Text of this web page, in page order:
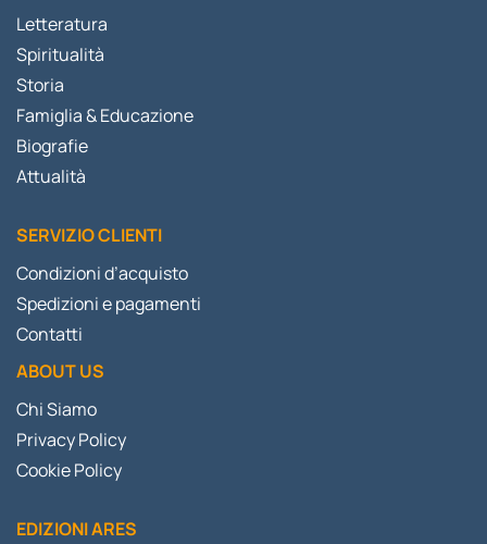
Letteratura
Spiritualità
Storia
Famiglia & Educazione
Biografie
Attualità
SERVIZIO CLIENTI
Condizioni d’acquisto
Spedizioni e pagamenti
Contatti
ABOUT US
Chi Siamo
Privacy Policy
Cookie Policy
EDIZIONI ARES